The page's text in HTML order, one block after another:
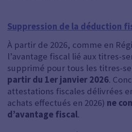
Suppression de la déduction
À partir de 2026, comme en
l’avantage fiscal lié aux titres-
supprimé pour tous les titres-
partir du 1er janvier 2026.
attestations fiscales délivrées
achats effectués en 2026) ne
d’avantage fiscal.